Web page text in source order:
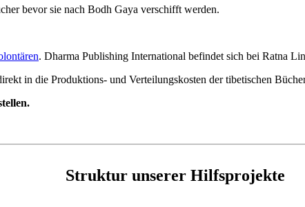
. Dharma Publishing International befindet sich bei Ratna
in die Produktions- und Verteilungskosten der tibetischen
Struktur unserer Hilfsprojekte